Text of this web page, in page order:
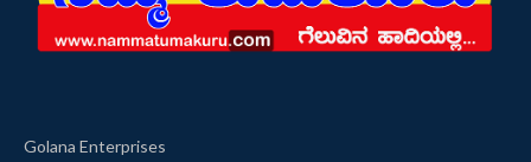
Golana Enterprises